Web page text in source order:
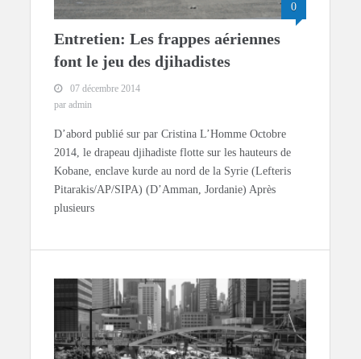
0
Entretien: Les frappes aériennes
font le jeu des djihadistes
07 décembre 2014
par admin
D’abord publié sur par Cristina L’Homme Octobre
2014, le drapeau djihadiste flotte sur les hauteurs de
Kobane, enclave kurde au nord de la Syrie (Lefteris
Pitarakis/AP/SIPA) (D’Amman, Jordanie) Après
plusieurs